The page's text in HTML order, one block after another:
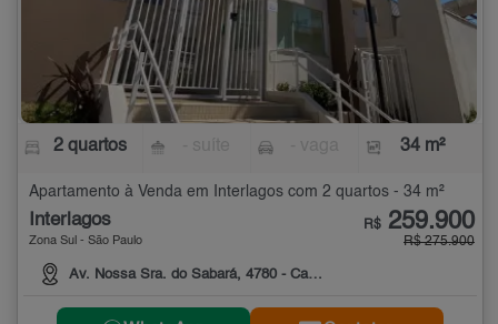
2 quartos 34 m²
Apartamento à Venda em Interlagos com 2 quartos - 34 m²
Interlagos
Zona Sul - São Paulo
Av. Nossa Sra. do Sabará, 4780 - Campo Grande, São, 4780
R$ 259.900
R$ 275.900